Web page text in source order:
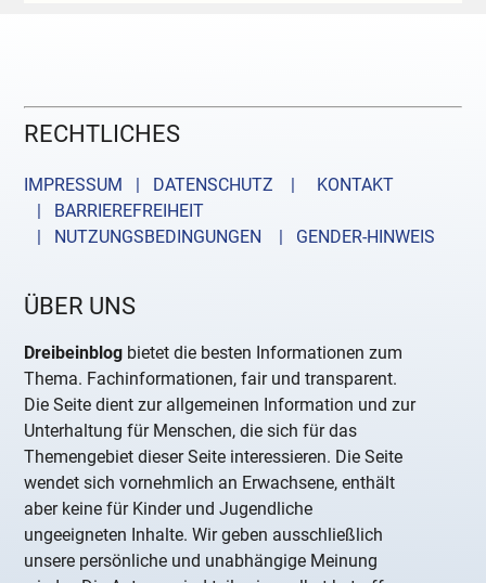
RECHTLICHES
IMPRESSUM | DATENSCHUTZ |
KONTAKT
| BARRIEREFREIHEIT
| NUTZUNGSBEDINGUNGEN
| GENDER-HINWEIS
ÜBER UNS
Dreibeinblog bietet die besten Informationen zum
Thema. Fachinformationen, fair und transparent.
Die Seite dient zur allgemeinen Information und zur
Unterhaltung für Menschen, die sich für das
Themengebiet dieser Seite interessieren. Die Seite
wendet sich vornehmlich an Erwachsene, enthält
aber keine für Kinder und Jugendliche
ungeeigneten Inhalte. Wir geben ausschließlich
unsere persönliche und unabhängige Meinung